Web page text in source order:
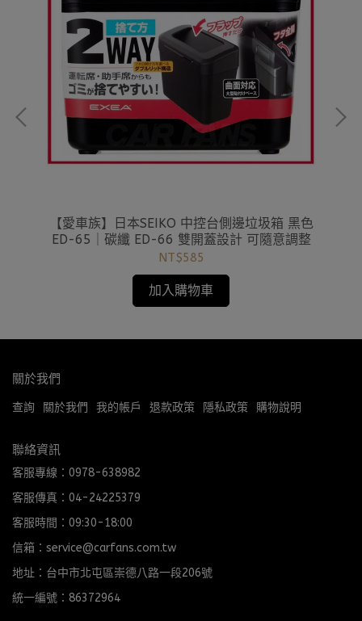
【愛車族】日本SEIKO 中控台側邊垃圾箱 黑色
ED-65｜碳纖 ED-66 雙開蓋設計 可隨意調整
NT$585
加入購物車
關於我們
查詢 關於我們 我的帳戶 退款政策 隱私政策 購物說明
聯絡資訊
客服專線：0978-638982
客服傳真：04-24225379
客服時間：09:30-18:00
信箱：service@carfans.com.tw
地址：台中市北屯區崇德八路一段206號
統一編號：86372964